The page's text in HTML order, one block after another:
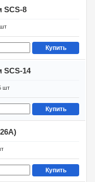
SCS-8
шт
Купить
SCS-14
шт
Купить
Купить